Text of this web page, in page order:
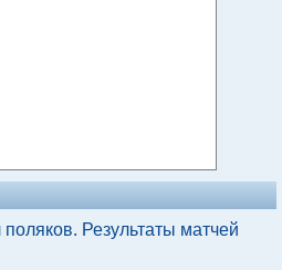
Результаты матчей